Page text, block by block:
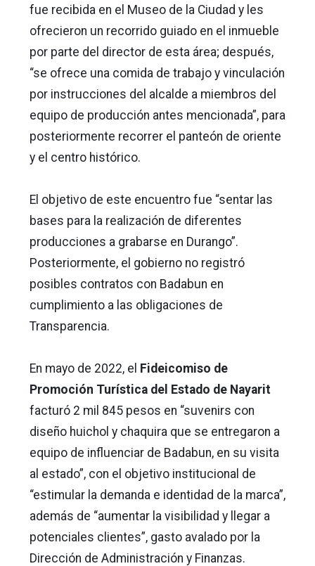
fue recibida en el Museo de la Ciudad y les
ofrecieron un recorrido guiado en el inmueble
por parte del director de esta área; después,
“se ofrece una comida de trabajo y vinculación
por instrucciones del alcalde a miembros del
equipo de producción antes mencionada”, para
posteriormente recorrer el panteón de oriente
y el centro histórico.
El objetivo de este encuentro fue “sentar las
bases para la realización de diferentes
producciones a grabarse en Durango”.
Posteriormente, el gobierno no registró
posibles contratos con Badabun en
cumplimiento a las obligaciones de
Transparencia.
En mayo de 2022, el Fideicomiso de
Promoción Turística del Estado de Nayarit
facturó 2 mil 845 pesos en “suvenirs con
diseño huichol y chaquira que se entregaron a
equipo de influenciar de Badabun, en su visita
al estado”, con el objetivo institucional de
“estimular la demanda e identidad de la marca”,
además de “aumentar la visibilidad y llegar a
potenciales clientes”, gasto avalado por la
Dirección de Administración y Finanzas.